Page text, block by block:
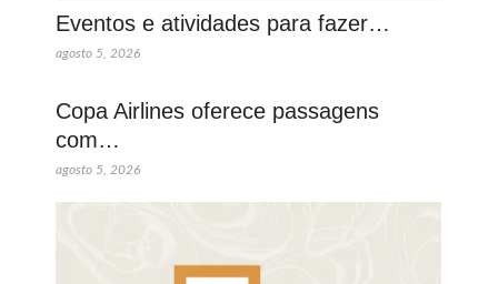
Eventos e atividades para fazer…
agosto 5, 2026
Copa Airlines oferece passagens
com…
agosto 5, 2026